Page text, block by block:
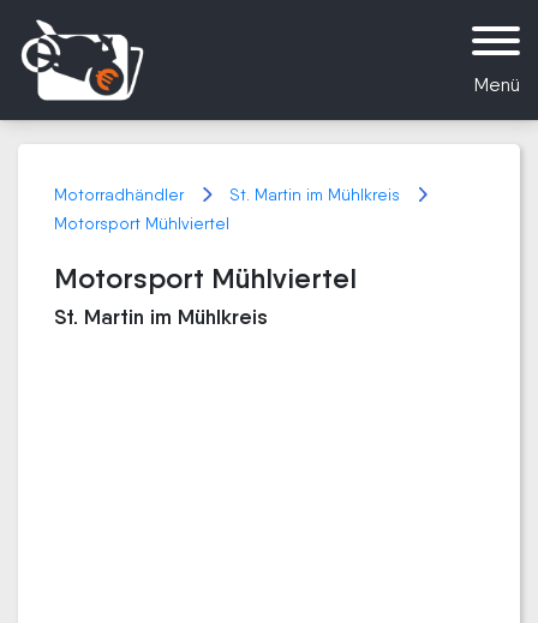
Menü
Motorradhändler
St. Martin im Mühlkreis
Motorsport Mühlviertel
Motorsport Mühlviertel
St. Martin im Mühlkreis